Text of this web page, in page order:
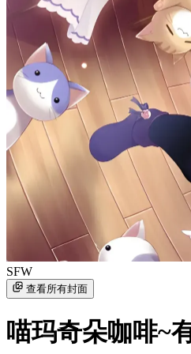
SFW
查看所有封面
喵玛奇朵咖啡~